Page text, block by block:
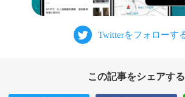
この記事をシェアする